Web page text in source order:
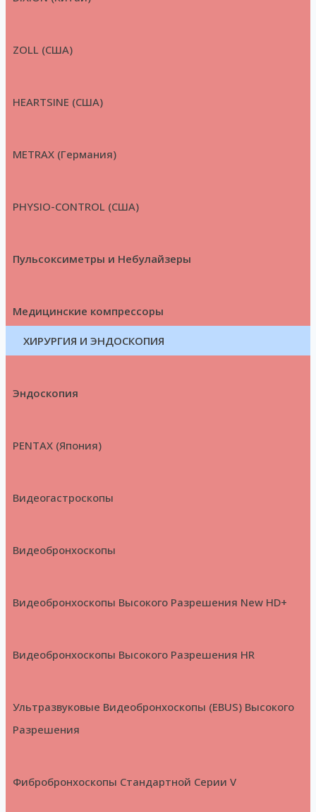
ZOLL (США)
HEARTSINE (США)
METRAX (Германия)
PHYSIO-CONTROL (США)
Пульсоксиметры и Небулайзеры
Медицинские компрессоры
ХИРУРГИЯ И ЭНДОСКОПИЯ
Эндоскопия
PENTAX (Япония)
Видеогастроскопы
Видеобронхоскопы
Видеобронхоскопы Высокого Разрешения New HD+
Видеобронхоскопы Высокого Разрешения HR
Ультразвуковые Видеобронхоскопы (EBUS) Высокого
Разрешения
Фибробронхоскопы Стандартной Серии V